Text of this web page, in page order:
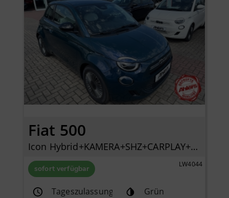
Fiat 500
Icon Hybrid+KAMERA+SHZ+CARPLAY+KLIMAAUTOMATIK+TEMPOMAT+
sofort verfügbar LW4044
Tageszulassung
Grün